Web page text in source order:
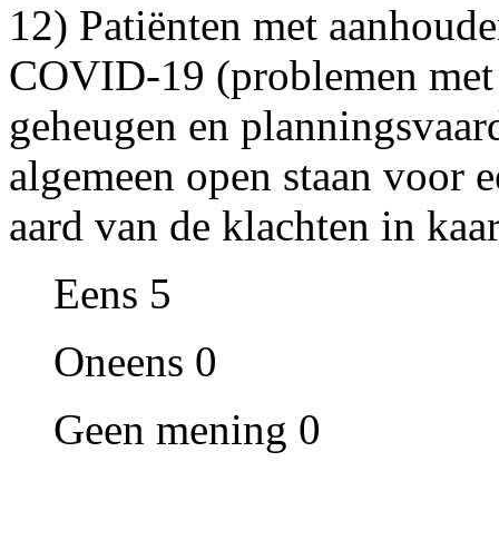
12) Patiënten met
COVID-19 (problemen
geheugen en
algemeen open staan voor
aard van de klachten in
Eens 5
Oneens 0
Geen mening 0